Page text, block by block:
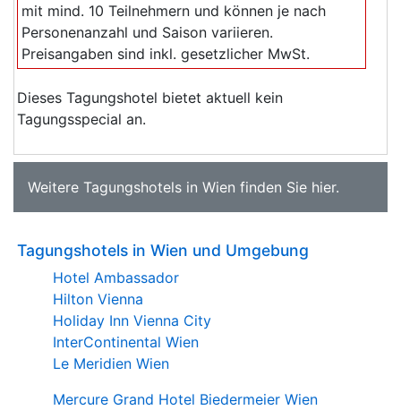
mit mind. 10 Teilnehmern und können je nach
Personenanzahl und Saison variieren.
Preisangaben sind inkl. gesetzlicher MwSt.
Dieses Tagungshotel bietet aktuell kein
Tagungsspecial an.
Weitere Tagungshotels in Wien finden Sie hier.
Tagungshotels in Wien und Umgebung
Hotel Ambassador
Hilton Vienna
Holiday Inn Vienna City
InterContinental Wien
Le Meridien Wien
Mercure Grand Hotel Biedermeier Wien